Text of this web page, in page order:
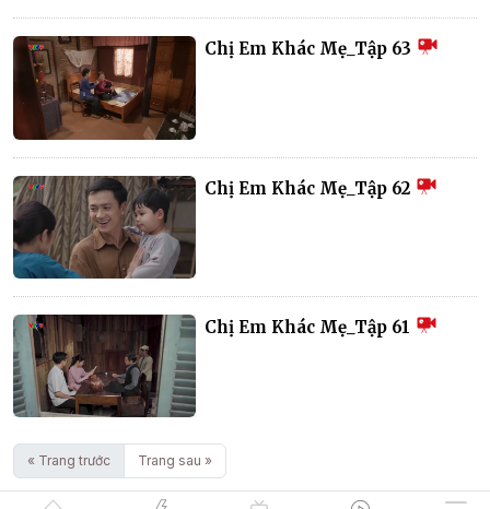
Chị Em Khác Mẹ_Tập 63
Chị Em Khác Mẹ_Tập 62
Chị Em Khác Mẹ_Tập 61
« Trang trước Trang sau »